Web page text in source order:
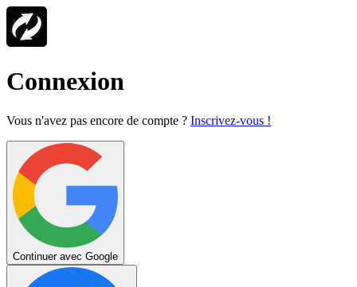
Connexion
Vous n'avez pas encore de compte ? Inscrivez-vous !
Continuer avec Google